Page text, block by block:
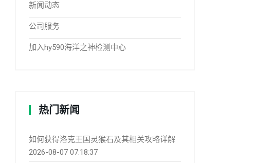
新闻动态
公司服务
加入hy590海洋之神检测中心
热门新闻
如何获得洛克王国灵猴石及其相关攻略详解
2026-08-07 07:18:37